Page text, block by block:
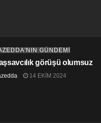
GÜNDEMİ
görüşü olumsuz
14 EKIM 2024